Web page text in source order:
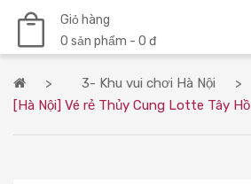
Giỏ hàng
0 sản phẩm - 0 đ
3- Khu vui chơi Hà Nội
[Hà Nội] Vé rẻ Thủy Cung Lotte Tây Hồ